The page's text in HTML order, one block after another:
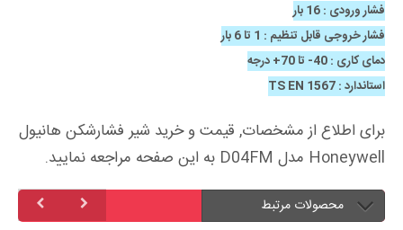
فشار ورودی : 16 بار
فشار خروجی قابل تنظیم : 1 تا 6 بار
دمای کاری : 40- تا 70+ درجه
استاندارد : TS EN 1567
برای اطلاع از مشخصات, قیمت و خرید شیر فشارشکن هانیول
Honeywell مدل D04FM به این صفحه مراجعه نمایید.
محصولات مرتبط